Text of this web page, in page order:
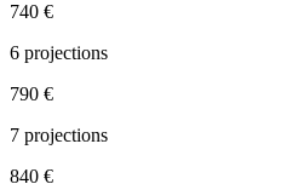
740 €
6 projections
790 €
7 projections
840 €